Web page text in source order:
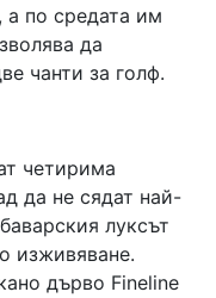
а по средата им
да
чанти за голф.
четирима
да не сядат най-
луксът
изживяване.
дърво Fineline